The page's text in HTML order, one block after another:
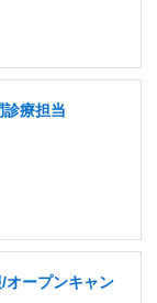
療担当
オープンキャン